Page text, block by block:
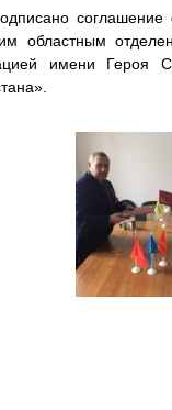
областным
имени